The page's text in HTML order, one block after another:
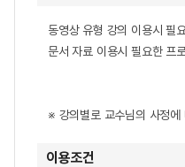
동영상 유형 강의 이용시 필
문서 자료 이용시 필요한 프
※ 강의별로 교수님의 사정
이용조건